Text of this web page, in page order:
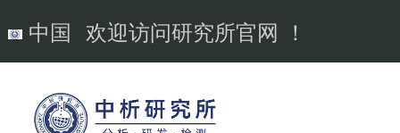
中国 欢迎访问研究所官网 ！